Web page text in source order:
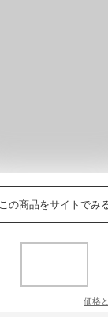
この商品をサイトでみ
価格